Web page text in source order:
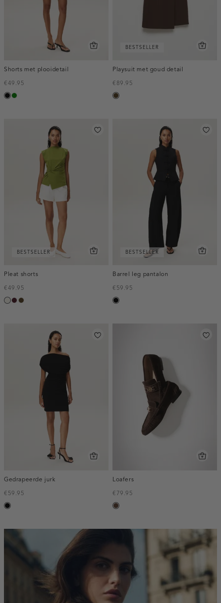
Shorts met plooidetail
€49.95
zwartgroen
BESTSELLER
Playsuit met goud detail
€89.95
toffee
BESTSELLER
Pleat shorts
€49.95
creme,
pruim,
toffee
BESTSELLER
Barrel leg pantalon
€59.95
zwart
Gedrapeerde jurk
€59.95
zwart
Loafers
€79.95
donkerbruin
banner:new-
arrivals